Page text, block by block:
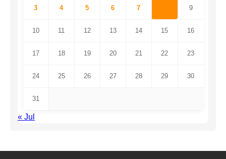
3 4 5 6 7 9
10 11 12 13 14 15 16
17 18 19 20 21 22 23
24 25 26 27 28 29 30
31
« Jul